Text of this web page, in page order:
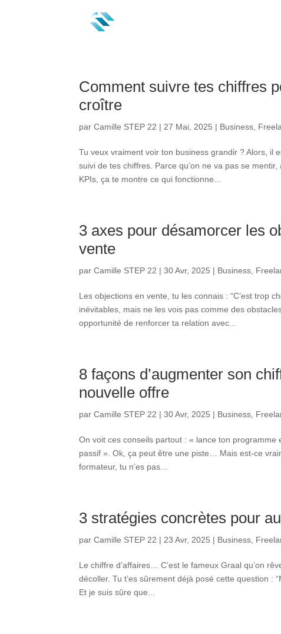
Comment suivre tes chiffres
croître
parCamille STEP 22 | 27 Mai, 2025 | Business
Tu veux vraiment voir ton business grandir ? Alors, il
suivi de tes chiffres. Parce qu’on ne va pas se
KPIs, ça te montre ce qui fonctionne...
3 axes pour désamorcer les
vente
parCamille STEP 22 |30 Avr, 2025 | Business
Les objections en vente, tu les connais : “C’est trop
inévitables, mais ne les vois pas comme des
opportunité de renforcer ta relation avec...
8 façons d’augmenter son
nouvelle offre
parCamille STEP 22 |30 Avr, 2025 | Business
On voit ces conseils partout : « lance ton
passif ». Ok, ça peut être une piste… Mais est-ce
formateur, tu n’es pas...
3 stratégies concrètes pour
parCamille STEP 22 | 23 Avr, 2025 | Business
Le chiffre d’affaires… C’est le fameux Graal qu’on
décoller. Tu t’es sûrement déjà posé cette question :
Et je suis sûre que...